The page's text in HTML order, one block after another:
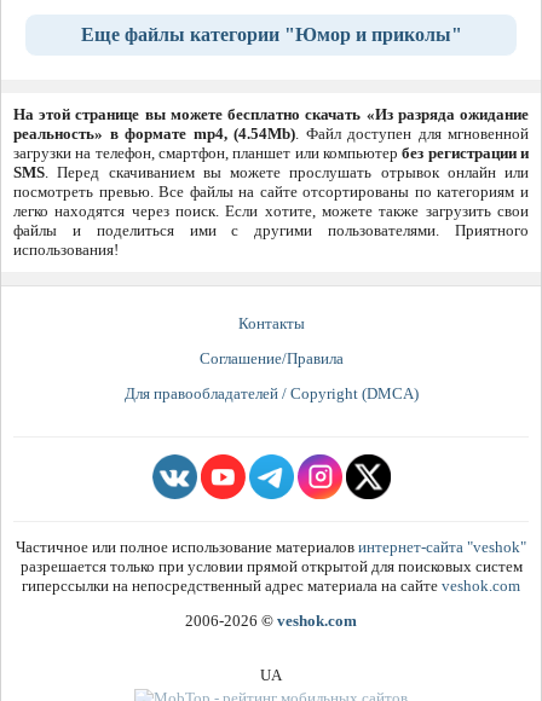
Еще файлы категории "Юмор и приколы"
На этой странице вы можете бесплатно скачать «Из разряда ожидание
реальность» в формате mp4, (4.54Mb). Файл доступен для мгновенной
загрузки на телефон, смартфон, планшет или компьютербез регистрации и
SMS. Перед скачиванием вы можете прослушать отрывок онлайн или
посмотреть превью. Все файлы на сайте отсортированы по категориям и
легко находятся через поиск. Если хотите, можете также загрузить свои
файлы и поделиться ими с другими пользователями. Приятного
использования!
Контакты
Соглашение/Правила
Для правообладателей / Copyright (DMCA)
Частичное или полное использование материалов интернет-сайта "veshok"
разрешается только при условии прямой открытой для поисковых систем
гиперссылки на непосредственный адрес материала на сайте veshok.com
2006-2026 © veshok.com
UA